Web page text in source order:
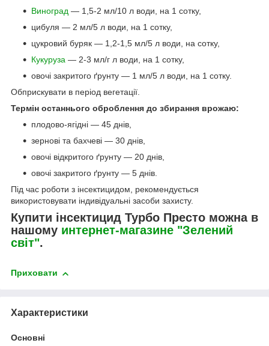
Виноград — 1,5-2 мл/10 л води, на 1 сотку,
цибуля — 2 мл/5 л води, на 1 сотку,
цукровий буряк — 1,2-1,5 мл/5 л води, на сотку,
Кукуруза — 2-3 мл/г л води, на 1 сотку,
овочі закритого ґрунту — 1 мл/5 л води, на 1 сотку.
Обприскувати в період вегетації.
Термін останнього оброблення до збирання врожаю:
плодово-ягідні — 45 днів,
зернові та бахчеві — 30 днів,
овочі відкритого ґрунту — 20 днів,
овочі закритого ґрунту — 5 днів.
Під час роботи з інсектицидом, рекомендується
використовувати індивідуальні засоби захисту.
Купити інсектицид Турбо Престо можна в
нашому интернет-магазине "Зелений
світ".
Приховати
Характеристики
Основні